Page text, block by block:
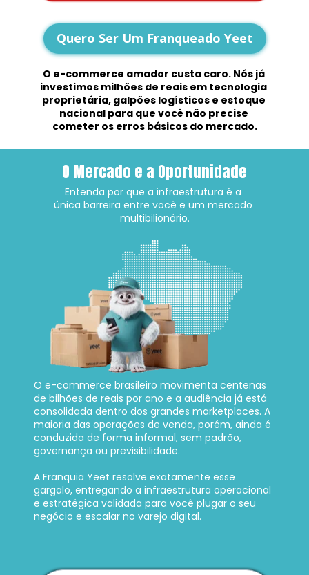
O e-commerce amador custa caro. Nós já
investimos milhões de reais em tecnologia
proprietária, galpões logísticos e estoque
nacional para que você não precise
cometer os erros básicos do mercado.
Quero Ser Um Franqueado Yeet
O Mercado e a Oportunidade
Entenda por que a infraestrutura é a
única barreira entre você e um mercado
multibilionário.
O e-commerce brasileiro movimenta centenas
de bilhões de reais por ano e a audiência já está
consolidada dentro dos grandes marketplaces. A
maioria das operações de venda, porém, ainda é
conduzida de forma informal, sem padrão,
governança ou previsibilidade.
A Franquia Yeet resolve exatamente esse
gargalo, entregando a infraestrutura operacional
e estratégica validada para você plugar o seu
negócio e escalar no varejo digital.